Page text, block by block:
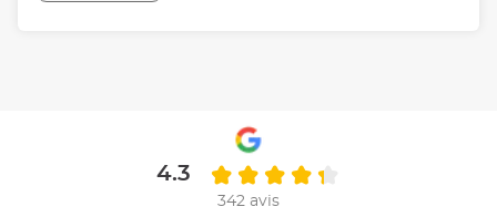
4.3
342 avis